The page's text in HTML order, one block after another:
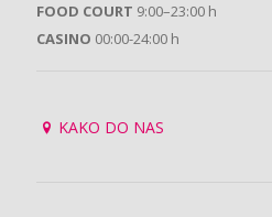
FOOD COURT 9:00–23:00 h
CASINO 00:00-24:00 h
KAKO DO NAS